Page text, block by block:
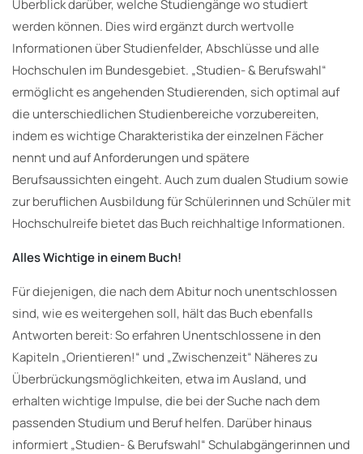
Überblick darüber, welche Studiengänge wo studiert
werden können. Dies wird ergänzt durch wertvolle
Informationen über Studienfelder, Abschlüsse und alle
Hochschulen im Bundesgebiet. „Studien- & Berufswahl“
ermöglicht es angehenden Studierenden, sich optimal auf
die unterschiedlichen Studienbereiche vorzubereiten,
indem es wichtige Charakteristika der einzelnen Fächer
nennt und auf Anforderungen und spätere
Berufsaussichten eingeht. Auch zum dualen Studium sowie
zur beruflichen Ausbildung für Schülerinnen und Schüler mit
Hochschulreife bietet das Buch reichhaltige Informationen.
Alles Wichtige in einem Buch!
Für diejenigen, die nach dem Abitur noch unentschlossen
sind, wie es weitergehen soll, hält das Buch ebenfalls
Antworten bereit: So erfahren Unentschlossene in den
Kapiteln „Orientieren!“ und „Zwischenzeit“ Näheres zu
Überbrückungsmöglichkeiten, etwa im Ausland, und
erhalten wichtige Impulse, die bei der Suche nach dem
passenden Studium und Beruf helfen. Darüber hinaus
informiert „Studien- & Berufswahl“ Schulabgängerinnen und